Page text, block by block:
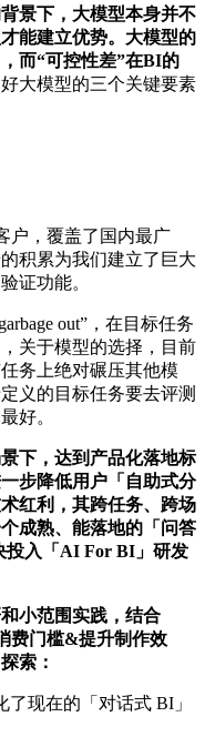
景下，大模型本身并不
能建立优势。大模型的
而“可控性差”在BI的
大模型的三个关键要素
户，覆盖了国内最广
积累为我们建立了巨大
证功能。
out”，在目标任务
关于模型的选择，目前
务上绝对碾压其他模
义的目标任务要去评测
好。
下，达到产品化落地标
步降低用户「自助式分
红利，其跨任务、跨场
成熟、能落地的「问答
投入「AI For BI」研发
小范围实践，结合
费门槛&提升制作效
索：
现在的「对话式 BI」